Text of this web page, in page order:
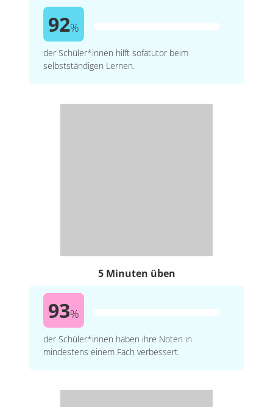
92%
der Schüler*innen hilft sofatutor beim
selbstständigen Lernen.
5 Minuten üben
93%
der Schüler*innen haben ihre Noten in
mindestens einem Fach verbessert.